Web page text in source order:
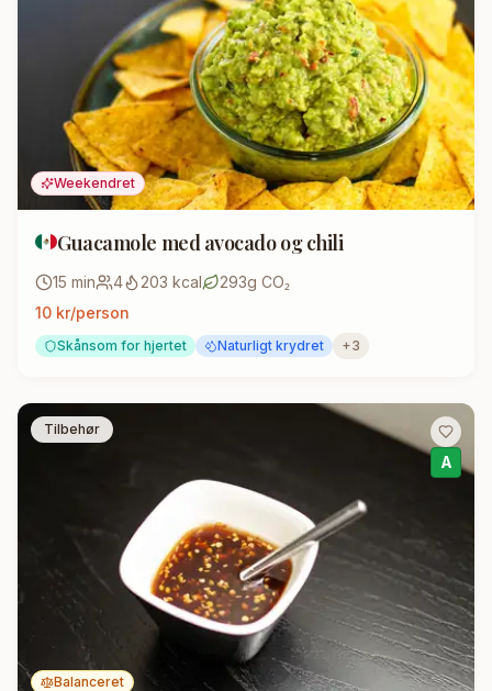
Weekendret
Guacamole med avocado og chili
15 min 4 203 kcal 293g CO₂
10 kr/person
Skånsom for hjertet Naturligt krydret +3
Balanceret
Tilbehør
A